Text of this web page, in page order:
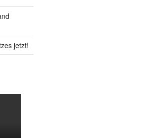
jetzt!